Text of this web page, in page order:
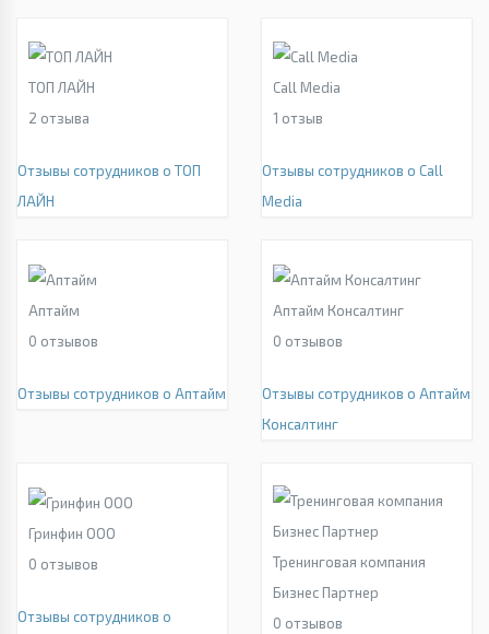
ТОП ЛАЙН
2 отзыва
Отзывы сотрудников о ТОП
ЛАЙН
Call Media
1 отзыв
Отзывы сотрудников о Call
Media
Аптайм
0 отзывов
Отзывы сотрудников о Аптайм
Аптайм Консалтинг
0 отзывов
Отзывы сотрудников о Аптайм
Консалтинг
Гринфин ООО
0 отзывов
Отзывы сотрудников о
Тренинговая компания
Бизнес Партнер
0 отзывов